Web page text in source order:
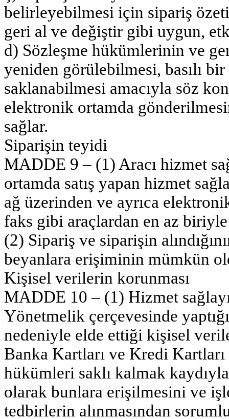
belirleyebilmesi için sipariş
geri al ve değiştir gibi uygun,
d) Sözleşme hükümlerinin ve
yeniden görülebilmesi, basılı
saklanabilmesi amacıyla söz
elektronik ortamda
sağlar.
Siparişin teyidi
MADDE 9 – (1) Aracı hizmet
ortamda satış yapan hizmet
ağ üzerinden ve ayrıca
faks gibi araçlardan en az
(2) Sipariş ve siparişin
beyanlara erişiminin mümkün
Kişisel verilerin korunması
MADDE 10 – (1) Hizmet
Yönetmelik çerçevesinde
nedeniyle elde ettiği kişisel
Banka Kartları ve Kredi
hükümleri saklı kalmak
olarak bunlara erişilmesini ve
tedbirlerin alınmasından